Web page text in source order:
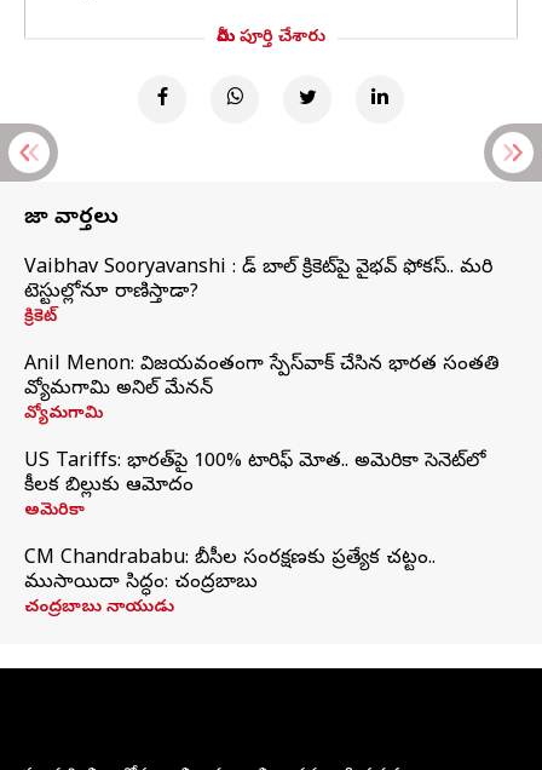
మీరు పూర్తి చేశారు
తాజా వార్తలు
Vaibhav Sooryavanshi : రెడ్ బాల్ క్రికెట్‌పై వైభవ్ ఫోకస్.. మరి
టెస్టుల్లోనూ రాణిస్తాడా?
క్రికెట్
Anil Menon: విజయవంతంగా స్పేస్‌వాక్‌ చేసిన భారత సంతతి
వ్యోమగామి అనిల్‌ మేనన్
వ్యోమగామి
US Tariffs: భారత్‌పై 100% టారిఫ్‌ మోత.. అమెరికా సెనెట్‌లో
కీలక బిల్లుకు ఆమోదం
అమెరికా
CM Chandrababu: బీసీల సంరక్షణకు ప్రత్యేక చట్టం..
ముసాయిదా సిద్ధం: చంద్రబాబు
చంద్రబాబు నాయుడు